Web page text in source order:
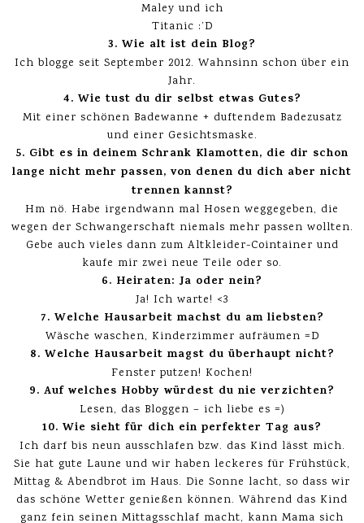
Maley und ich
Titanic :’D
3. Wie alt ist dein Blog?
Ich blogge seit September 2012. Wahnsinn schon über ein
Jahr.
4. Wie tust du dir selbst etwas Gutes?
Mit einer schönen Badewanne + duftendem Badezusatz
und einer Gesichtsmaske.
5. Gibt es in deinem Schrank Klamotten, die dir schon
lange nicht mehr passen, von denen du dich aber nicht
trennen kannst?
Hm nö. Habe irgendwann mal Hosen weggegeben, die
wegen der Schwangerschaft niemals mehr passen wollten.
Gebe auch vieles dann zum Altkleider-Cointainer und
kaufe mir zwei neue Teile oder so.
6. Heiraten: Ja oder nein?
Ja! Ich warte! <3
7. Welche Hausarbeit machst du am liebsten?
Wäsche waschen, Kinderzimmer aufräumen =D
8. Welche Hausarbeit magst du überhaupt nicht?
Fenster putzen! Kochen!
9. Auf welches Hobby würdest du nie verzichten?
Lesen, das Bloggen – ich liebe es =)
10. Wie sieht für dich ein perfekter Tag aus?
Ich darf bis neun ausschlafen bzw. das Kind lässt mich.
Sie hat gute Laune und wir haben leckeres für Frühstück,
Mittag & Abendbrot im Haus. Die Sonne lacht, so dass wir
das schöne Wetter genießen können. Während das Kind
ganz fein seinen Mittagsschlaf macht, kann Mama sich